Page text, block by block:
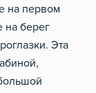
на первом
на берег
Эта